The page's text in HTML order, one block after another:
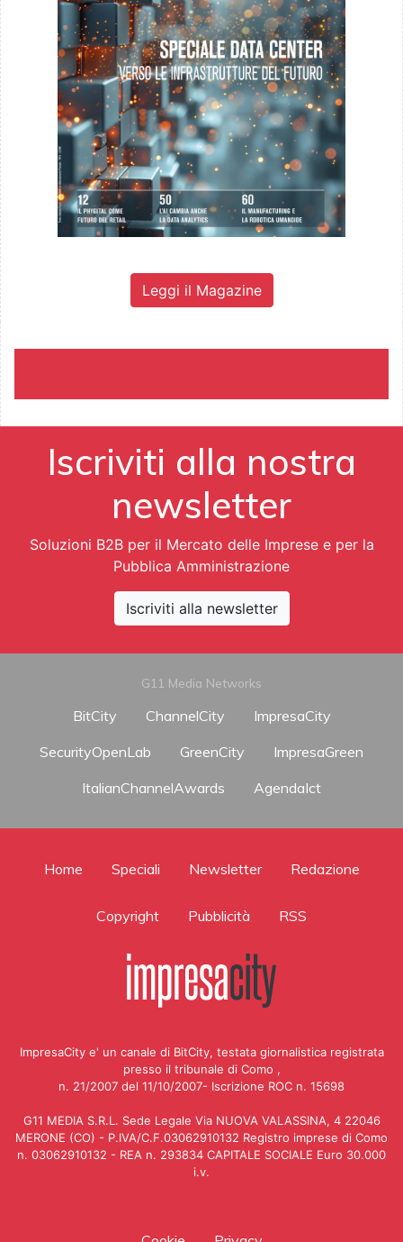
Leggi il Magazine
Iscriviti alla nostra
newsletter
Soluzioni B2B per il Mercato delle Imprese e per la
Pubblica Amministrazione
Iscriviti alla newsletter
G11 Media Networks
BitCity ChannelCity
ImpresaCity
SecurityOpenLab
GreenCity
ImpresaGreen
ItalianChannelAwards
AgendaIct
Home Speciali Newsletter Redazione
Copyright Pubblicità RSS
ImpresaCity e' un canale di BitCity, testata giornalistica registrata
presso il tribunale di Como ,
n. 21/2007 del 11/10/2007- Iscrizione ROC n. 15698
G11 MEDIA S.R.L. Sede Legale Via NUOVA VALASSINA, 4 22046
MERONE (CO) - P.IVA/C.F.03062910132 Registro imprese di Como
n. 03062910132 - REA n. 293834 CAPITALE SOCIALE Euro 30.000
i.v.